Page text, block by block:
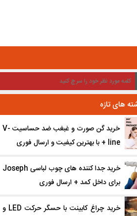
های تازه
خرید گن صورت و غبغب ضد حساسیت V-
line + با بهترین کیفیت و ارسال فوری
خرید جدا کننده ‌های چوب لباسی Joseph
برای داخل کمد + ارسال فوری
خرید چراغ کابینت با حسگر حرکت LED و